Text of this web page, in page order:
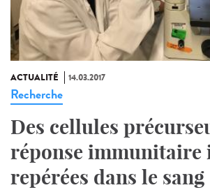
ACTUALITÉ 14.03.2017
Recherche
Des cellules
réponse immunitaire
repérées dans le sang